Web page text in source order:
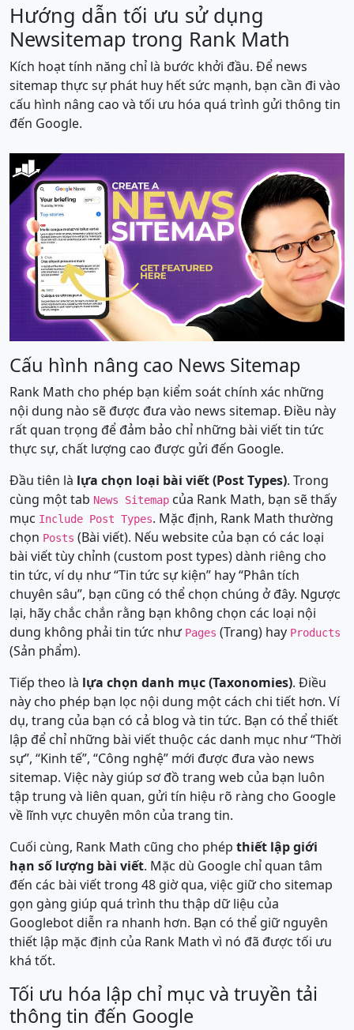
Hướng dẫn tối ưu sử dụng
Newsitemap trong Rank Math
Kích hoạt tính năng chỉ là bước khởi đầu. Để news
sitemap thực sự phát huy hết sức mạnh, bạn cần đi vào
cấu hình nâng cao và tối ưu hóa quá trình gửi thông tin
đến Google.
Cấu hình nâng cao News Sitemap
Rank Math cho phép bạn kiểm soát chính xác những
nội dung nào sẽ được đưa vào news sitemap. Điều này
rất quan trọng để đảm bảo chỉ những bài viết tin tức
thực sự, chất lượng cao được gửi đến Google.
Đầu tiên là lựa chọn loại bài viết (Post Types). Trong
cùng một tab News Sitemap của Rank Math, bạn sẽ thấy
mục Include Post Types. Mặc định, Rank Math thường
chọn Posts (Bài viết). Nếu website của bạn có các loại
bài viết tùy chỉnh (custom post types) dành riêng cho
tin tức, ví dụ như “Tin tức sự kiện” hay “Phân tích
chuyên sâu”, bạn cũng có thể chọn chúng ở đây. Ngược
lại, hãy chắc chắn rằng bạn không chọn các loại nội
dung không phải tin tức như Pages (Trang) hay Products
(Sản phẩm).
Tiếp theo là lựa chọn danh mục (Taxonomies). Điều
này cho phép bạn lọc nội dung một cách chi tiết hơn. Ví
dụ, trang của bạn có cả blog và tin tức. Bạn có thể thiết
lập để chỉ những bài viết thuộc các danh mục như “Thời
sự”, “Kinh tế”, “Công nghệ” mới được đưa vào news
sitemap. Việc này giúp sơ đồ trang web của bạn luôn
tập trung và liên quan, gửi tín hiệu rõ ràng cho Google
về lĩnh vực chuyên môn của trang tin.
Cuối cùng, Rank Math cũng cho phép thiết lập giới
hạn số lượng bài viết. Mặc dù Google chỉ quan tâm
đến các bài viết trong 48 giờ qua, việc giữ cho sitemap
gọn gàng giúp quá trình thu thập dữ liệu của
Googlebot diễn ra nhanh hơn. Bạn có thể giữ nguyên
thiết lập mặc định của Rank Math vì nó đã được tối ưu
khá tốt.
Tối ưu hóa lập chỉ mục và truyền tải
thông tin đến Google